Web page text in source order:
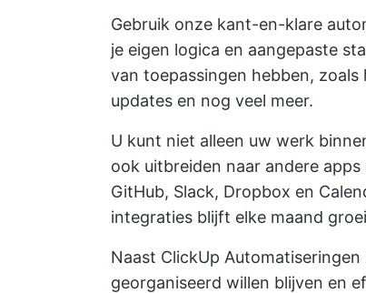
Gebruik onze kant-en-klare
je eigen logica en aangepaste
van toepassingen hebben,
updates en nog veel meer.
U kunt niet alleen uw werk
ook uitbreiden naar andere
GitHub, Slack, Dropbox en
integraties blijft elke maand
Naast ClickUp
georganiseerd willen blijven en